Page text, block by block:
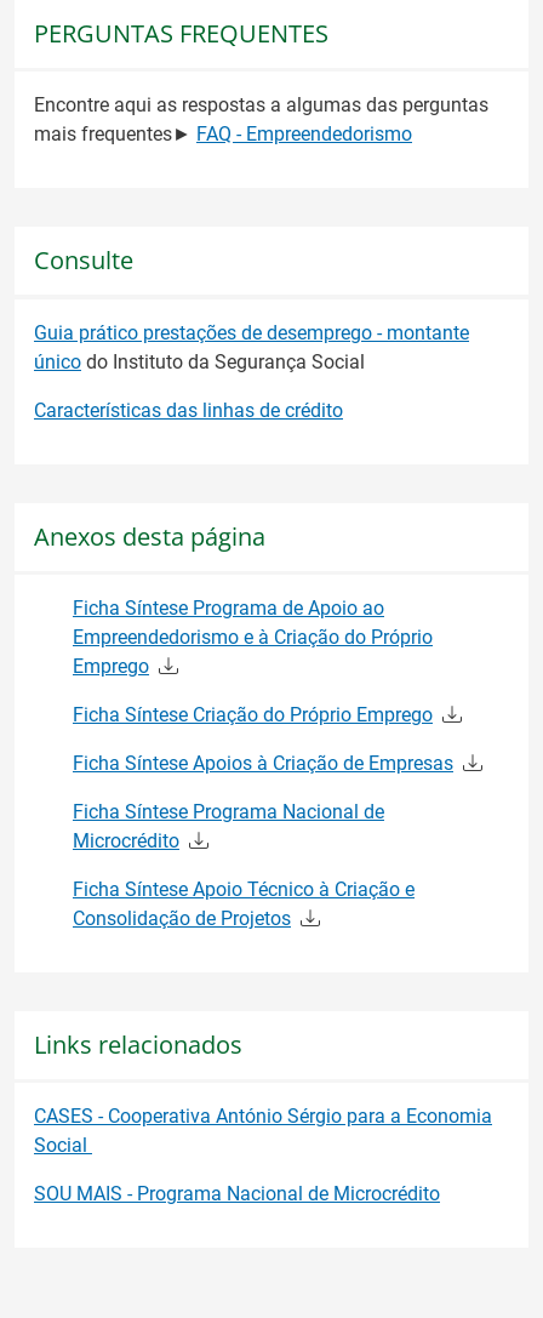
PERGUNTAS FREQUENTES
Encontre aqui as respostas a algumas das perguntas
mais frequentes► FAQ - Empreendedorismo
Consulte
Guia prático prestações de desemprego - montante
único do Instituto da Segurança Social
Características das linhas de crédito
Anexos desta página
Ficha Síntese Programa de Apoio ao
Empreendedorismo e à Criação do Próprio
Emprego
Ficha Síntese Criação do Próprio Emprego
Ficha Síntese Apoios à Criação de Empresas
Ficha Síntese Programa Nacional de
Microcrédito
Ficha Síntese Apoio Técnico à Criação e
Consolidação de Projetos
Links relacionados
CASES - Cooperativa António Sérgio para a Economia
Social
SOU MAIS - Programa Nacional de Microcrédito